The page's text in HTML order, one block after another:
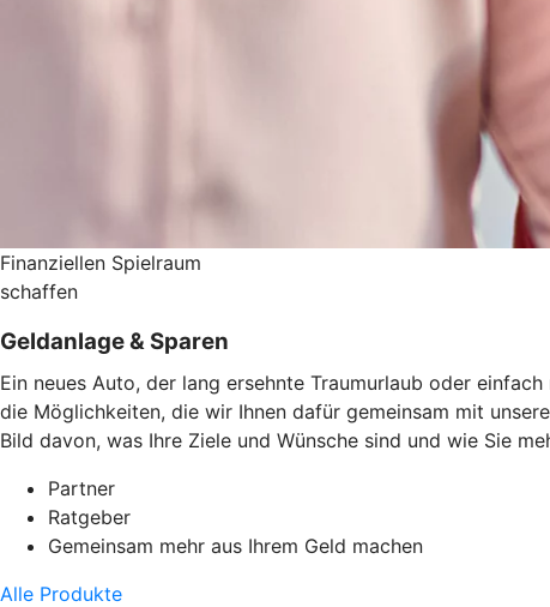
Finanziellen Spielraum
schaffen
Geldanlage & Sparen
Ein neues Auto, der lang ersehnte Traumurlaub oder
die Möglichkeiten, die wir Ihnen dafür gemeinsam mit
Bild davon, was Ihre Ziele und Wünsche sind und wie Sie
Partner
Ratgeber
Gemeinsam mehr aus Ihrem Geld machen
Alle Produkte